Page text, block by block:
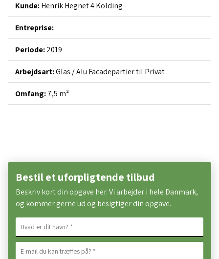
Kunde:Henrik Hegnet 4 Kolding
Entreprise:
Periode:2019
Arbejdsart:Glas / Alu Facadepartier til Privat
Omfang:7,5 m²
Bestil et uforpligtende tilbud
Beskriv kort din opgave her. Vi arbejder i hele Danmark,
og kommer gerne ud og besigtiger din opgave.